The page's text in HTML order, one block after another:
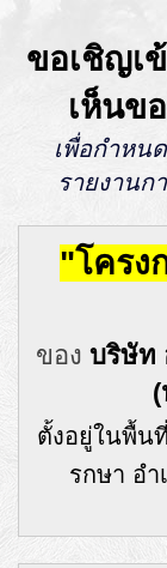
ขอเชิญเ
เห็นข
เพื่อกำหน
รายงานก
"โครง
ของ บริษัท
ตั้งอยู่ในพื้น
รกษา อำ